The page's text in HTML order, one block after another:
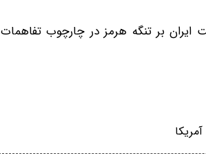
ایران بر تنگه هرمز در چارچوب تفاهمات